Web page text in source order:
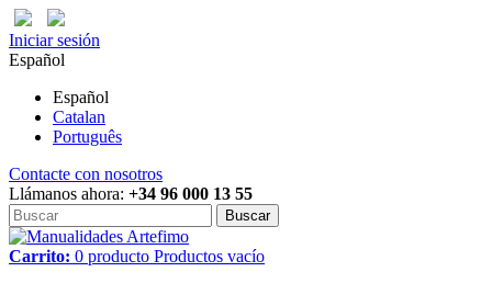
Iniciar sesión
Español
Español
Catalan
Português
Contacte con nosotros
Llámanos ahora: +34 96 000 13 55
Buscar
Carrito: 0 producto Productos vacío